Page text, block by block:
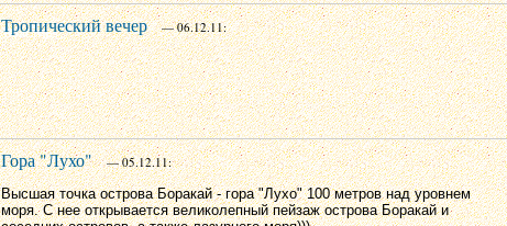
Тропический вечер — 06.12.11:
Гора "Лухо"
— 05.12.11:
Высшая точка острова Боракай - гора "Лухо" 100 метров над уровнем
моря. С нее открывается великолепный пейзаж острова Боракай и